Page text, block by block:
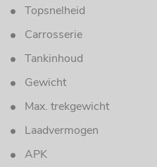
Topsnelheid
Carrosserie
Tankinhoud
Gewicht
Max. trekgewicht
Laadvermogen
APK